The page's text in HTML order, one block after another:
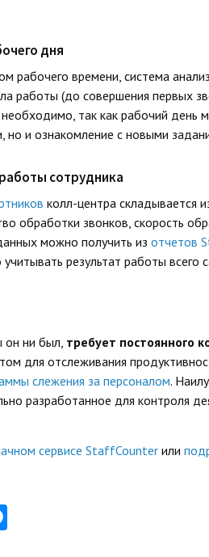
дня
рабочего времени, система
работы (до совершения первых
так как рабочий день
но и ознакомление с новыми
сотрудника
колл-центра складывается
обработки звонков, скорость
можно получить изотчетов
результат работы всего
он ни был, требует постоянного
для отслеживания
слежения за персоналом.
разработанное для контроля
сервисе StaffCounterили